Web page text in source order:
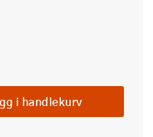
i handlekurv